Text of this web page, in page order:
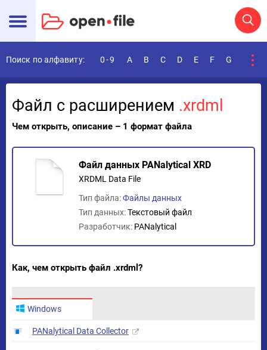
Поиск по алфавиту: 0-9 A B C D E F G
Файл с расширением .xrdml
Чем открыть, описание – 1 формат файла
Файл данных PANalytical XRD
XRDML Data File
Тип файла:Файлы данных
Тип данных:Текстовый файл
Разработчик: PANalytical
Как, чем открыть файл .xrdml?
Windows
PANalytical Data Collector